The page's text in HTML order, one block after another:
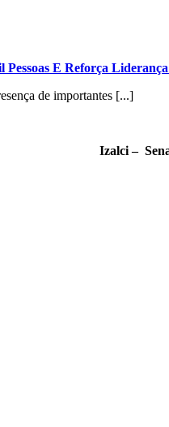
E Reforça
de importantes [...]
Izalci –